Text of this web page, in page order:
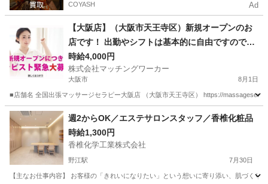
COYASH Ad
【大阪店】（大阪市天王寺区）新規オープンのお
店です！ 出勤やシフトは基本的に自由ですので空
き時間を有効活用できるお仕事です。 また、店舗
や事務所に出勤する必要がありません。 お仕事道
具さえ有ればご自身の居場所からいつでもスター
トできるお仕事です。 ご自宅で待機も可能です！
時給4,000円
株式会社マッチングワーカー
大阪市 8月1日
■店舗名 全国出張マッサージセラピー大阪店 （大阪市天王寺区） https://
大阪 大阪市 マッサージ
週2からOK／エステサロンスタッフ／香椎化粧品
時給1,300円
香椎化学工業株式会社
野江駅 7月30日
【主なお仕事内容】 お客様の「きれいになりたい」という想いに寄り添い、肌づく